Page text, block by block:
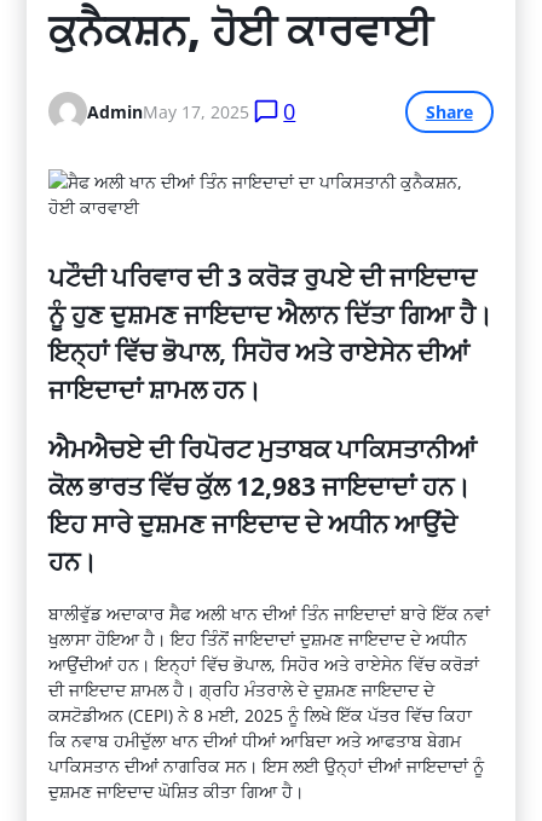
ਕੁਨੈਕਸ਼ਨ, ਹੋਈ ਕਾਰਵਾਈ
AdminMay 17, 2025 0 Share
ਪਟੌਦੀ ਪਰਿਵਾਰ ਦੀ 3 ਕਰੋੜ ਰੁਪਏ ਦੀ ਜਾਇਦਾਦ
ਨੂੰ ਹੁਣ ਦੁਸ਼ਮਣ ਜਾਇਦਾਦ ਐਲਾਨ ਦਿੱਤਾ ਗਿਆ ਹੈ।
ਇਨ੍ਹਾਂ ਵਿੱਚ ਭੋਪਾਲ, ਸਿਹੋਰ ਅਤੇ ਰਾਏਸੇਨ ਦੀਆਂ
ਜਾਇਦਾਦਾਂ ਸ਼ਾਮਲ ਹਨ।
ਐਮਐਚਏ ਦੀ ਰਿਪੋਰਟ ਮੁਤਾਬਕ ਪਾਕਿਸਤਾਨੀਆਂ
ਕੋਲ ਭਾਰਤ ਵਿੱਚ ਕੁੱਲ 12,983 ਜਾਇਦਾਦਾਂ ਹਨ।
ਇਹ ਸਾਰੇ ਦੁਸ਼ਮਣ ਜਾਇਦਾਦ ਦੇ ਅਧੀਨ ਆਉਂਦੇ
ਹਨ।
ਬਾਲੀਵੁੱਡ ਅਦਾਕਾਰ ਸੈਫ ਅਲੀ ਖਾਨ ਦੀਆਂ ਤਿੰਨ ਜਾਇਦਾਦਾਂ ਬਾਰੇ ਇੱਕ ਨਵਾਂ
ਖੁਲਾਸਾ ਹੋਇਆ ਹੈ। ਇਹ ਤਿੰਨੋਂ ਜਾਇਦਾਦਾਂ ਦੁਸ਼ਮਣ ਜਾਇਦਾਦ ਦੇ ਅਧੀਨ
ਆਉਂਦੀਆਂ ਹਨ। ਇਨ੍ਹਾਂ ਵਿੱਚ ਭੋਪਾਲ, ਸਿਹੋਰ ਅਤੇ ਰਾਏਸੇਨ ਵਿੱਚ ਕਰੋੜਾਂ
ਦੀ ਜਾਇਦਾਦ ਸ਼ਾਮਲ ਹੈ। ਗ੍ਰਹਿ ਮੰਤਰਾਲੇ ਦੇ ਦੁਸ਼ਮਣ ਜਾਇਦਾਦ ਦੇ
ਕਸਟੋਡੀਅਨ (CEPI) ਨੇ 8 ਮਈ, 2025 ਨੂੰ ਲਿਖੇ ਇੱਕ ਪੱਤਰ ਵਿੱਚ ਕਿਹਾ
ਕਿ ਨਵਾਬ ਹਮੀਦੁੱਲਾ ਖਾਨ ਦੀਆਂ ਧੀਆਂ ਆਬਿਦਾ ਅਤੇ ਆਫਤਾਬ ਬੇਗਮ
ਪਾਕਿਸਤਾਨ ਦੀਆਂ ਨਾਗਰਿਕ ਸਨ। ਇਸ ਲਈ ਉਨ੍ਹਾਂ ਦੀਆਂ ਜਾਇਦਾਦਾਂ ਨੂੰ
ਦੁਸ਼ਮਣ ਜਾਇਦਾਦ ਘੋਸ਼ਿਤ ਕੀਤਾ ਗਿਆ ਹੈ।